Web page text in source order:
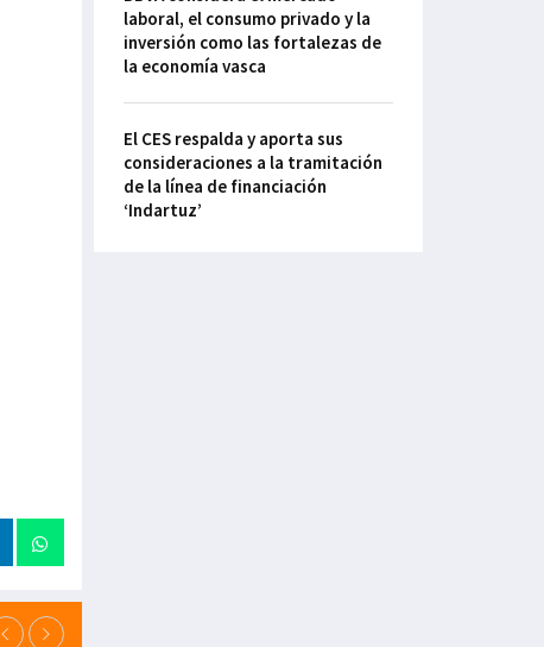
laboral, el consumo privado y la
inversión como las fortalezas de
la economía vasca
El CES respalda y aporta sus
consideraciones a la tramitación
de la línea de financiación
‘Indartuz’